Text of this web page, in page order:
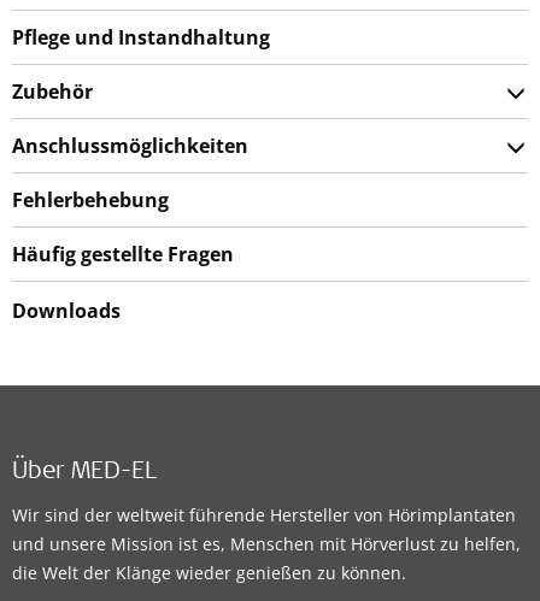
Pflege und Instandhaltung
Zubehör
Anschlussmöglichkeiten
Fehlerbehebung
Häufig gestellte Fragen
Downloads
Über MED-EL
Wir sind der weltweit führende Hersteller von Hörimplantaten
und unsere Mission ist es, Menschen mit Hörverlust zu helfen,
die Welt der Klänge wieder genießen zu können.